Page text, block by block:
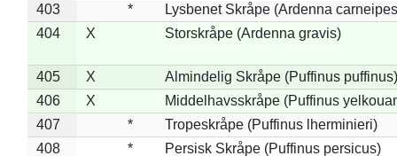
403
*
Lysbenet Skråpe (Ardenna
404
X Storskråpe (Ardenna gravis)
405 X
Almindelig Skråpe (Puffinus puffinus)
406
X
Middelhavsskråpe (Puffinus
407
*
Tropeskråpe (Puffinus lherminieri)
408
*
Persisk Skråpe (Puffinus persicus)